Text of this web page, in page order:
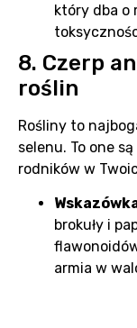
który dba o
8. Czerp
roślin
Rośliny to
selenu. To one
rodników w
brokuły i
armia w